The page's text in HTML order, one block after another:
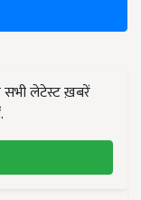
सभी लेटेस्ट ख़बरें